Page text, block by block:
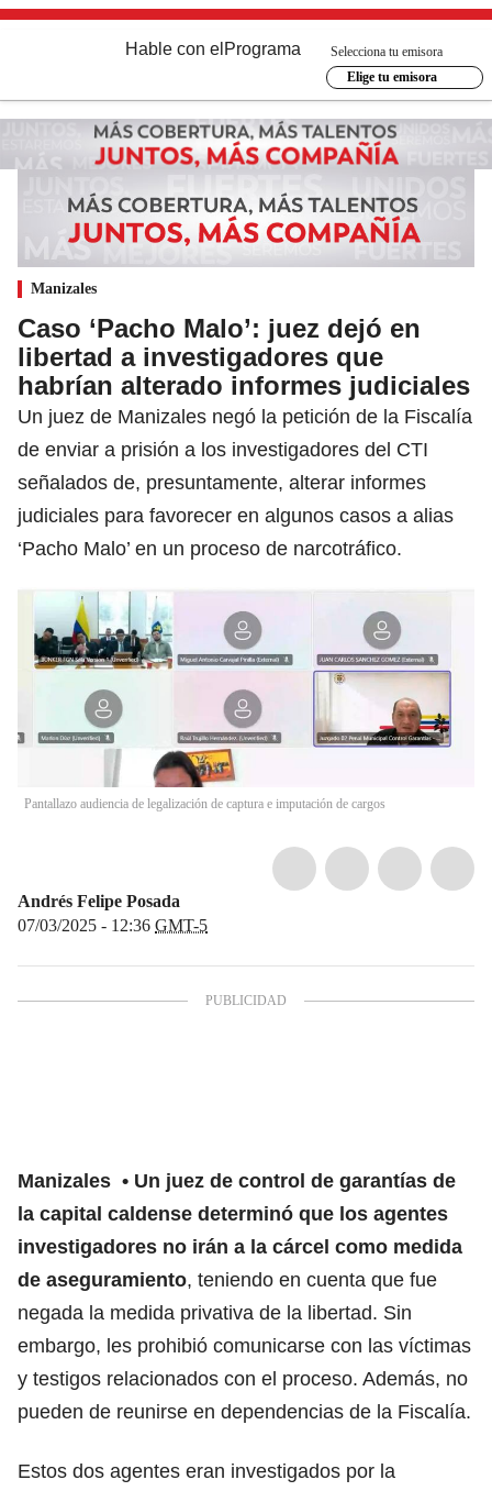
Hable con el Programa
Selecciona tu emisora
Elige tu emisora
Manizales
Caso ‘Pacho Malo’: juez dejó en
libertad a investigadores que
habrían alterado informes judiciales
Un juez de Manizales negó la petición de la Fiscalía
de enviar a prisión a los investigadores del CTI
señalados de, presuntamente, alterar informes
judiciales para favorecer en algunos casos a alias
‘Pacho Malo’ en un proceso de narcotráfico.
Pantallazo audiencia de legalización de captura e imputación de cargos
Andrés Felipe Posada
07/03/2025 - 12:36 GMT-5
Manizales
Un juez de control de garantías de
la capital caldense determinó que los agentes
investigadores no irán a la cárcel como medida
de aseguramiento, teniendo en cuenta que fue
negada la medida privativa de la libertad. Sin
embargo, les prohibió comunicarse con las víctimas
y testigos relacionados con el proceso. Además, no
pueden de reunirse en dependencias de la Fiscalía.
Estos dos agentes eran investigados por la